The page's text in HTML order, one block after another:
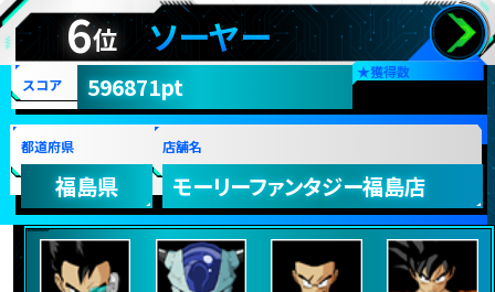
6位 ソーヤー
★獲得数
スコア 596871pt
都道府県
福島県
店舗名
モーリーファンタジー福島店